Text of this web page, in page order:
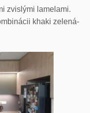
zvislými lamelami.
khaki zelená-